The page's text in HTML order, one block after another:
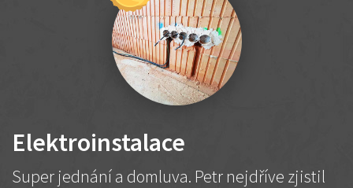
Elektroinstalace
Super jednání a domluva. Petr nejdříve zjistil